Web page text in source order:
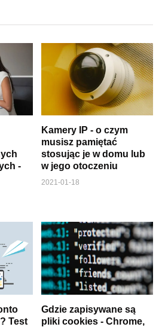
-
Kamery IP - o czym
musisz pamiętać
stosując je w domu lub
w jego otoczeniu
2021-01-18
Test
Gdzie zapisywane są
pliki cookies - Chrome,